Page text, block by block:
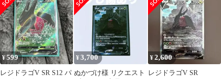
¥599
レジドラゴV SR S12 パ
¥3,700
ぬかづけ様 リクエスト
¥2,600
レジドラゴV SR